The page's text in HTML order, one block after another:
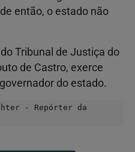
então, o estado não
Tribunal de Justiça do
de Castro, exerce
do estado.
- Repórter da